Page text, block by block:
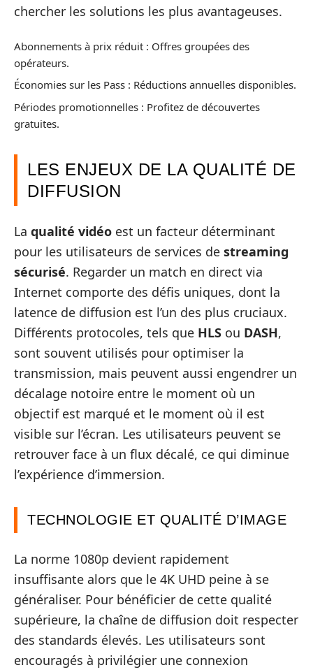
chercher les solutions les plus avantageuses.
Abonnements à prix réduit : Offres groupées des
opérateurs.
Économies sur les Pass : Réductions annuelles disponibles.
Périodes promotionnelles : Profitez de découvertes
gratuites.
LES ENJEUX DE LA QUALITÉ DE
DIFFUSION
La qualité vidéo est un facteur déterminant
pour les utilisateurs de services de streaming
sécurisé. Regarder un match en direct via
Internet comporte des défis uniques, dont la
latence de diffusion est l’un des plus cruciaux.
Différents protocoles, tels que HLS ou DASH,
sont souvent utilisés pour optimiser la
transmission, mais peuvent aussi engendrer un
décalage notoire entre le moment où un
objectif est marqué et le moment où il est
visible sur l’écran. Les utilisateurs peuvent se
retrouver face à un flux décalé, ce qui diminue
l’expérience d’immersion.
TECHNOLOGIE ET QUALITÉ D’IMAGE
La norme 1080p devient rapidement
insuffisante alors que le 4K UHD peine à se
généraliser. Pour bénéficier de cette qualité
supérieure, la chaîne de diffusion doit respecter
des standards élevés. Les utilisateurs sont
encouragés à privilégier une connexion